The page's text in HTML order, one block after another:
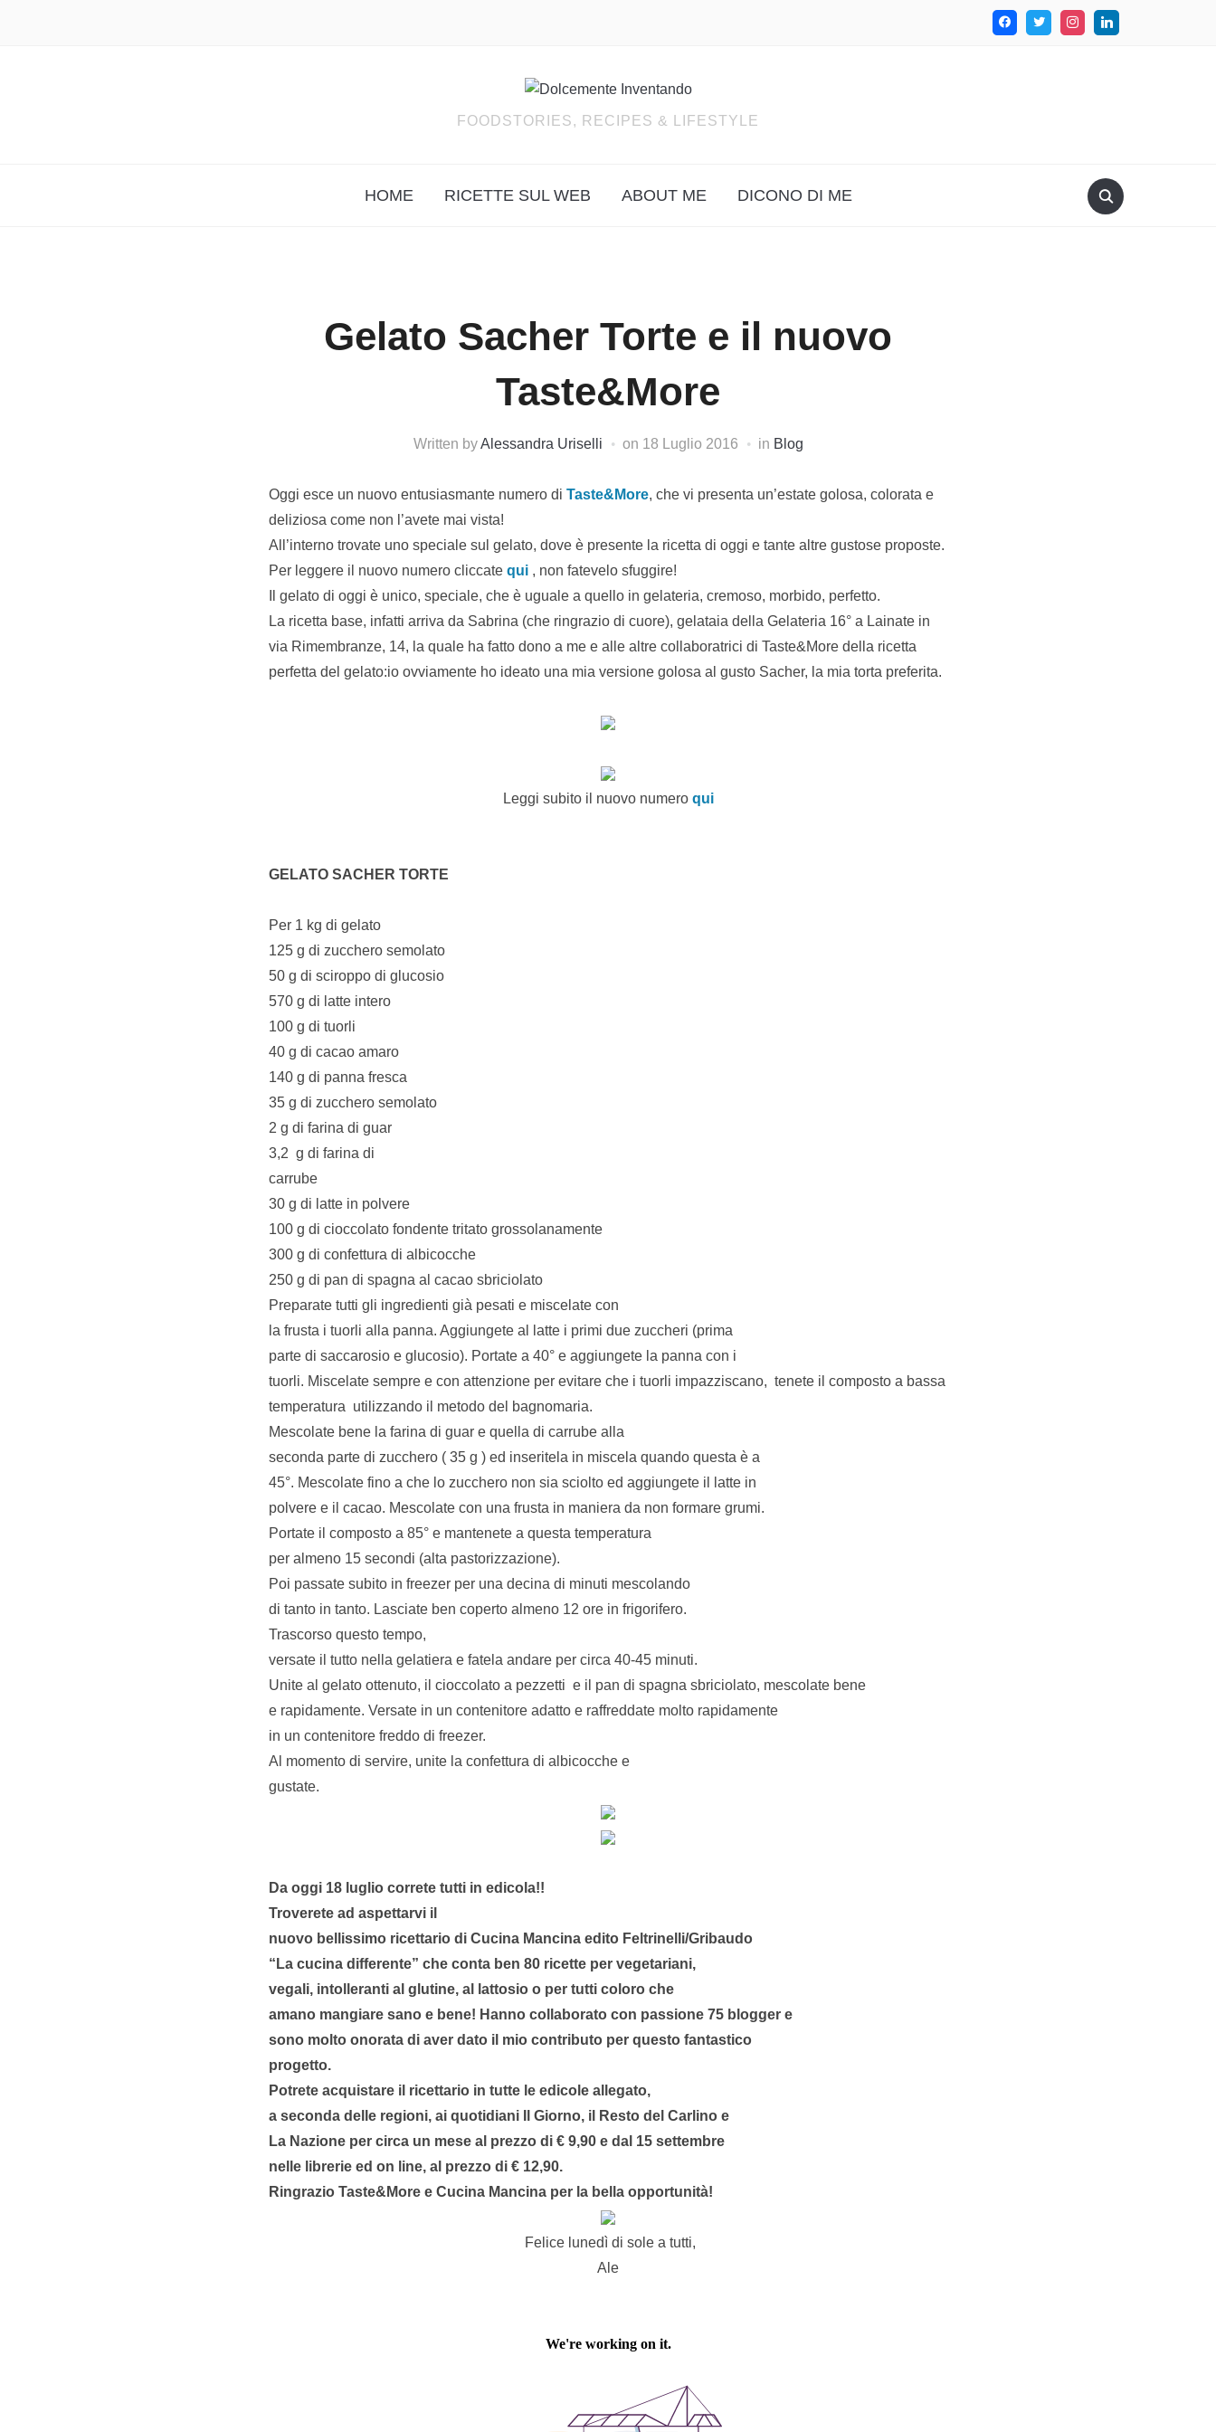
FOODSTORIES, RECIPES & LIFESTYLE
HOME RICETTE SUL WEB ABOUT ME DICONO DI ME
Gelato Sacher Torte e il nuovo
Taste&More
Written byAlessandra Uriselli on 18 Luglio 2016 in Blog
Oggi esce un nuovo entusiasmante numero di Taste&More, che vi presenta un’estate golosa, colorata e
deliziosa come non l’avete mai vista!
All’interno trovate uno speciale sul gelato, dove è presente la ricetta di oggi e tante altre gustose proposte.
Per leggere il nuovo numero cliccate qui , non fatevelo sfuggire!
Il gelato di oggi è unico, speciale, che è uguale a quello in gelateria, cremoso, morbido, perfetto.
La ricetta base, infatti arriva da Sabrina (che ringrazio di cuore), gelataia della Gelateria 16° a Lainate in
via Rimembranze, 14, la quale ha fatto dono a me e alle altre collaboratrici di Taste&More della ricetta
perfetta del gelato:io ovviamente ho ideato una mia versione golosa al gusto Sacher, la mia torta preferita.
Leggi subito il nuovo numero qui
GELATO SACHER TORTE
Per 1 kg di gelato
125 g di zucchero semolato
50 g di sciroppo di glucosio
570 g di latte intero
100 g di tuorli
40 g di cacao amaro
140 g di panna fresca
35 g di zucchero semolato
2 g di farina di guar
3,2 g di farina di
carrube
30 g di latte in polvere
100 g di cioccolato fondente tritato grossolanamente
300 g di confettura di albicocche
250 g di pan di spagna al cacao sbriciolato
Preparate tutti gli ingredienti già pesati e miscelate con
la frusta i tuorli alla panna. Aggiungete al latte i primi due zuccheri (prima
parte di saccarosio e glucosio). Portate a 40° e aggiungete la panna con i
tuorli. Miscelate sempre e con attenzione per evitare che i tuorli impazziscano, tenete il composto a bassa
temperatura utilizzando il metodo del bagnomaria.
Mescolate bene la farina di guar e quella di carrube alla
seconda parte di zucchero ( 35 g ) ed inseritela in miscela quando questa è a
45°. Mescolate fino a che lo zucchero non sia sciolto ed aggiungete il latte in
polvere e il cacao. Mescolate con una frusta in maniera da non formare grumi.
Portate il composto a 85° e mantenete a questa temperatura
per almeno 15 secondi (alta pastorizzazione).
Poi passate subito in freezer per una decina di minuti mescolando
di tanto in tanto. Lasciate ben coperto almeno 12 ore in frigorifero.
Trascorso questo tempo,
versate il tutto nella gelatiera e fatela andare per circa 40-45 minuti.
Unite al gelato ottenuto, il cioccolato a pezzetti e il pan di spagna sbriciolato, mescolate bene
e rapidamente. Versate in un contenitore adatto e raffreddate molto rapidamente
in un contenitore freddo di freezer.
Al momento di servire, unite la confettura di albicocche e
gustate.
Da oggi 18 luglio correte tutti in edicola!!
Troverete ad aspettarvi il
nuovo bellissimo ricettario di Cucina Mancina edito Feltrinelli/Gribaudo
“La cucina differente” che conta ben 80 ricette per vegetariani,
vegali, intolleranti al glutine, al lattosio o per tutti coloro che
amano mangiare sano e bene! Hanno collaborato con passione 75 blogger e
sono molto onorata di aver dato il mio contributo per questo fantastico
progetto.
Potrete acquistare il ricettario in tutte le edicole allegato,
a seconda delle regioni, ai quotidiani Il Giorno, il Resto del Carlino e
La Nazione per circa un mese al prezzo di € 9,90 e dal 15 settembre
nelle librerie ed on line, al prezzo di € 12,90.
Ringrazio Taste&More e Cucina Mancina per la bella opportunità!
Felice lunedì di sole a tutti,
Ale